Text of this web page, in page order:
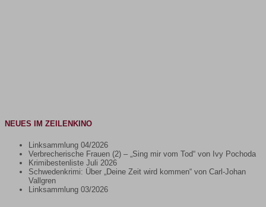
NEUES IM ZEILENKINO
Linksammlung 04/2026
Verbrecherische Frauen (2) – „Sing mir vom Tod“ von Ivy Pochoda
Krimibestenliste Juli 2026
Schwedenkrimi: Über „Deine Zeit wird kommen“ von Carl-Johan
Vallgren
Linksammlung 03/2026